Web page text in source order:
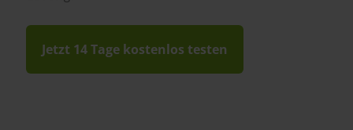
Jetzt 14 Tage kostenlos testen